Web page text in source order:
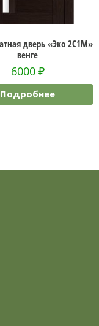
дверь «Эко 2С1М»
венге
6000₽